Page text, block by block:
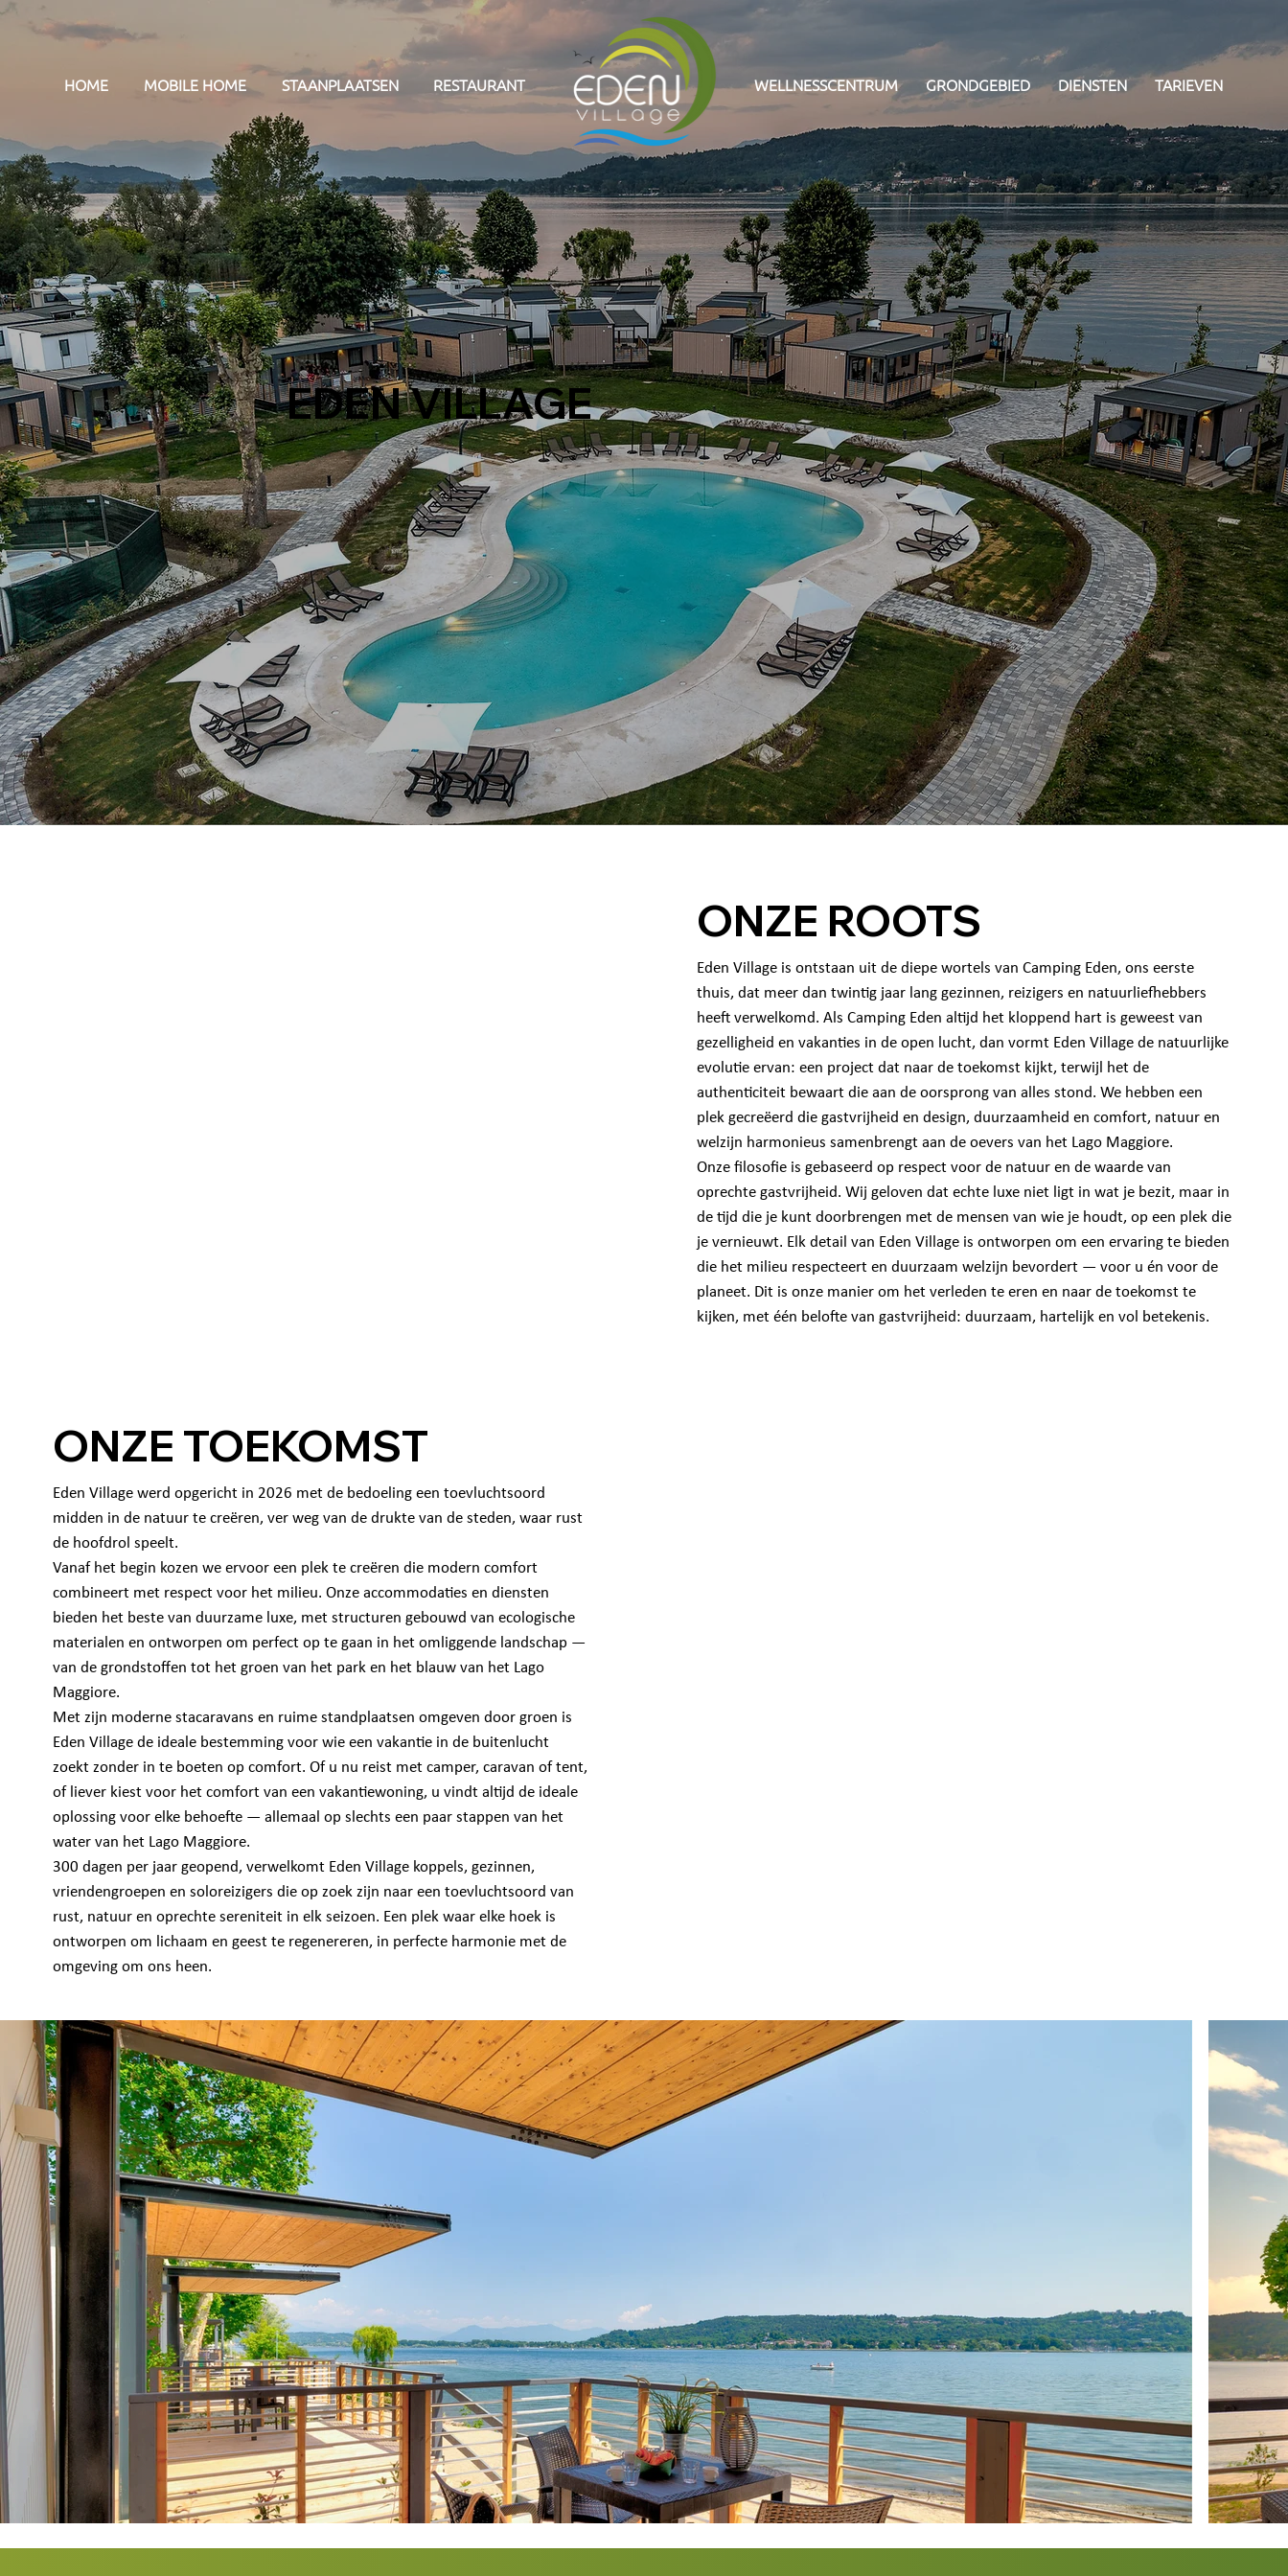
HOME MOBILE HOME STAANPLAATSEN RESTAURANT WELLNESSCENTRUM GRONDGEBIED DIENSTEN TARIEVEN
EDEN VILLAGE
ONZE ROOTS
Eden Village is ontstaan uit de diepe wortels van Camping Eden, ons eerste
thuis, dat meer dan twintig jaar lang gezinnen, reizigers en natuurliefhebbers
heeft verwelkomd. Als Camping Eden altijd het kloppend hart is geweest van
gezelligheid en vakanties in de open lucht, dan vormt Eden Village de natuurlijke
evolutie ervan: een project dat naar de toekomst kijkt, terwijl het de
authenticiteit bewaart die aan de oorsprong van alles stond. We hebben een
plek gecreëerd die gastvrijheid en design, duurzaamheid en comfort, natuur en
welzijn harmonieus samenbrengt aan de oevers van het Lago Maggiore.
Onze filosofie is gebaseerd op respect voor de natuur en de waarde van
oprechte gastvrijheid. Wij geloven dat echte luxe niet ligt in wat je bezit, maar in
de tijd die je kunt doorbrengen met de mensen van wie je houdt, op een plek die
je vernieuwt. Elk detail van Eden Village is ontworpen om een ervaring te bieden
die het milieu respecteert en duurzaam welzijn bevordert — voor u én voor de
planeet. Dit is onze manier om het verleden te eren en naar de toekomst te
kijken, met één belofte van gastvrijheid: duurzaam, hartelijk en vol betekenis.
ONZE TOEKOMST
Eden Village werd opgericht in 2026 met de bedoeling een toevluchtsoord
midden in de natuur te creëren, ver weg van de drukte van de steden, waar rust
de hoofdrol speelt.
Vanaf het begin kozen we ervoor een plek te creëren die modern comfort
combineert met respect voor het milieu. Onze accommodaties en diensten
bieden het beste van duurzame luxe, met structuren gebouwd van ecologische
materialen en ontworpen om perfect op te gaan in het omliggende landschap —
van de grondstoffen tot het groen van het park en het blauw van het Lago
Maggiore.
Met zijn moderne stacaravans en ruime standplaatsen omgeven door groen is
Eden Village de ideale bestemming voor wie een vakantie in de buitenlucht
zoekt zonder in te boeten op comfort. Of u nu reist met camper, caravan of tent,
of liever kiest voor het comfort van een vakantiewoning, u vindt altijd de ideale
oplossing voor elke behoefte — allemaal op slechts een paar stappen van het
water van het Lago Maggiore.
300 dagen per jaar geopend, verwelkomt Eden Village koppels, gezinnen,
vriendengroepen en soloreizigers die op zoek zijn naar een toevluchtsoord van
rust, natuur en oprechte sereniteit in elk seizoen. Een plek waar elke hoek is
ontworpen om lichaam en geest te regenereren, in perfecte harmonie met de
omgeving om ons heen.